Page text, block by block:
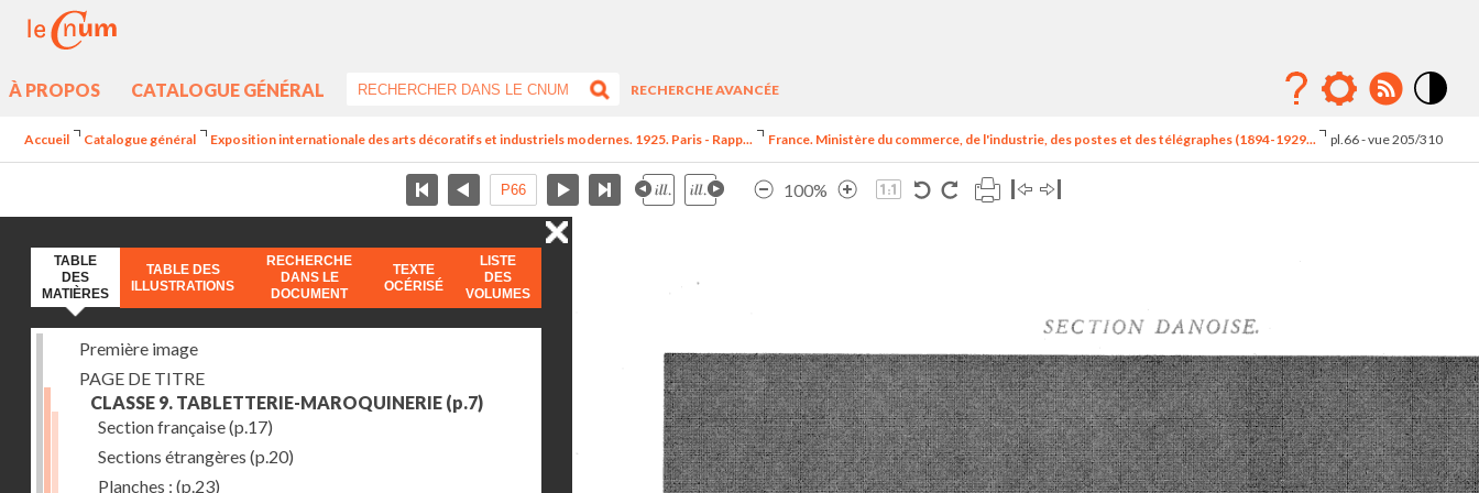
À PROPOS CATALOGUE GÉNÉRAL
RECHERCHE AVANCÉE
élévé
Accueil Catalogue général Exposition internationale des arts décoratifs et industriels modernes. 1925. Paris - Rapp... France. Ministère du commerce, de l'industrie, des postes et des télégraphes (1894-1929... pl.66 - vue 205/310
100%
TABLE
DES
MATIÈRES
TABLE DES
ILLUSTRATIONS
RECHERCHE
DANS LE
DOCUMENT
TEXTE
OCÉRISÉ
LISTE
DES
VOLUMES
Première image
PAGE DE TITRE
CLASSE 9. TABLETTERIE-MAROQUINERIE (p.7)
Section française(p.17)
Sections étrangères (p.20)
Planches : (p.23)